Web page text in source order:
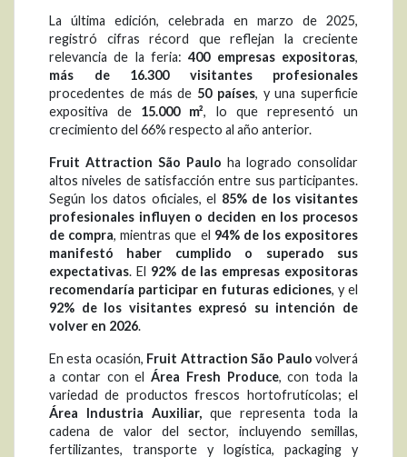
La última edición, celebrada en marzo de 2025,
registró cifras récord que reflejan la creciente
relevancia de la feria:400 empresas expositoras,
más de 16.300 visitantes profesionales
procedentes de más de 50 países, y una superficie
expositiva de 15.000 m², lo que representó un
crecimiento del 66% respecto al año anterior.
Fruit Attraction São Paulo ha logrado consolidar
altos niveles de satisfacción entre sus participantes.
Según los datos oficiales, el 85% de los visitantes
profesionales influyen o deciden en los procesos
de compra, mientras que el 94% de los expositores
manifestó haber cumplido o superado sus
expectativas. El 92% de las empresas expositoras
recomendaría participar en futuras ediciones, y el
92% de los visitantes expresó su intención de
volver en 2026.
En esta ocasión, Fruit Attraction São Paulo volverá
a contar con elÁrea Fresh Produce, con toda la
variedad de productos frescos hortofrutícolas; el
Área Industria Auxiliar, que representa toda la
cadena de valor del sector, incluyendo semillas,
fertilizantes, transporte y logística, packaging y